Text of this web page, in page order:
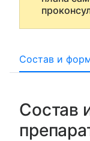
Состав и
Состав